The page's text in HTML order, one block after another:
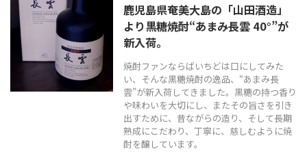
鹿児島県奄美大島の「山田酒造」
より黒糖焼酎“あまみ長雲 40°”が
新入荷。
焼酎ファンならばいちどは口にしてみた
い、そんな黒糖焼酎の逸品、“あまみ長
雲”が新入荷してきました。黒糖の持つ香り
や味わいを大切にし、またその旨さを引き
出すために、昔ながらの造り、そして長期
熟成にこだわり、丁寧に、慈しむように焼
酎を醸しています。
全国へ発送致します
TEL 0544-27-5102
火〜土曜日 9:30〜19:00
定休日：日曜日、月曜日